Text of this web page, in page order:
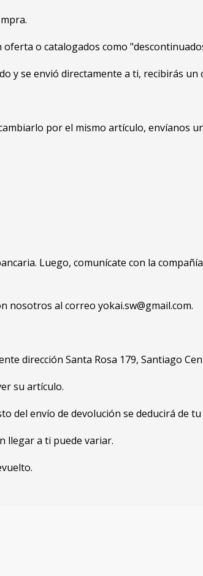
o catalogados como
y se envió directamente a ti, recibirás
por el mismo artículo, envíanos
Luego, comunícate con la
nosotros al correo yokai.sw@gmail.com.
dirección Santa Rosa 179, Santiago
su artículo.
del envío de devolución se deducirá de
llegar a ti puede variar.